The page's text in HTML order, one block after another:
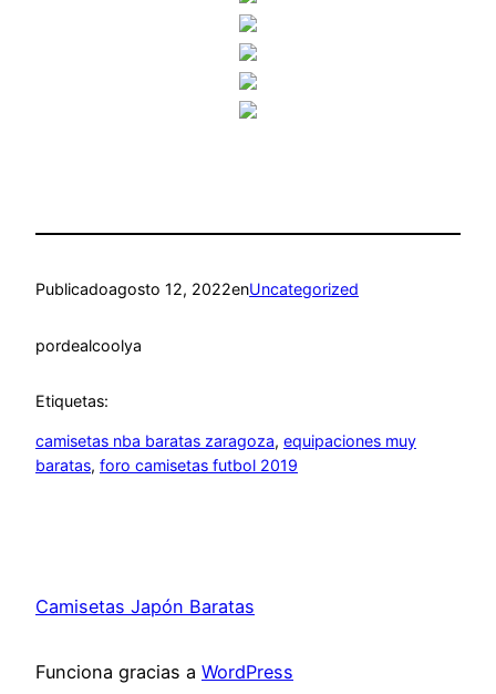
Publicadoagosto 12, 2022enUncategorized
pordealcoolya
Etiquetas:
camisetas nba baratas zaragoza, equipaciones muy
baratas, foro camisetas futbol 2019
Camisetas Japón Baratas
Funciona gracias a WordPress